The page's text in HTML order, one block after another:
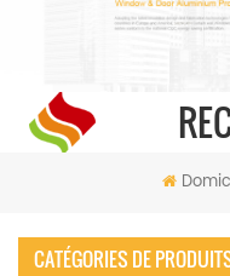
CATÉGORIES DE